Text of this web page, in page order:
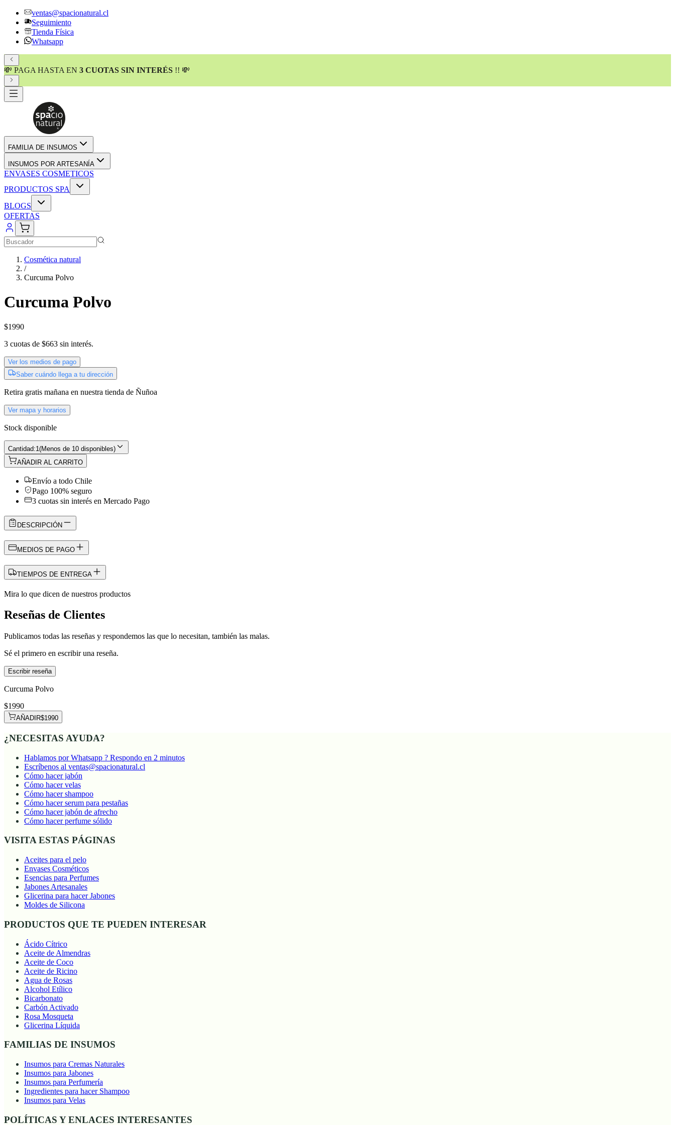
ventas@spacionatural.cl
Seguimiento
Tienda Física
Whatsapp
💸 PAGA HASTA EN 3 CUOTAS SIN INTERÉS !! 💸
FAMILIA DE INSUMOS
INSUMOS POR ARTESANÍA
ENVASES COSMETICOS
PRODUCTOS SPA
BLOGS
OFERTAS
Cosmética natural
/
Curcuma Polvo
Curcuma Polvo
$1990
3 cuotas de $663 sin interés.
Ver los medios de pago
Saber cuándo llega a tu dirección
Retira gratis mañana en nuestra tienda de Ñuñoa
Ver mapa y horarios
Stock disponible
Cantidad:1 (Menos de 10 disponibles)
AÑADIR AL CARRITO
Envío a todo Chile
Pago 100% seguro
3 cuotas sin interés en Mercado Pago
DESCRIPCIÓN
MEDIOS DE PAGO
TIEMPOS DE ENTREGA
Mira lo que dicen de nuestros productos
Reseñas de Clientes
Publicamos todas las reseñas y respondemos las que lo necesitan, también las malas.
Sé el primero en escribir una reseña.
Escribir reseña
Curcuma Polvo
$1990
AÑADIR$1990
¿NECESITAS AYUDA?
Hablamos por Whatsapp ? Respondo en 2 minutos
Escríbenos al ventas@spacionatural.cl
Cómo hacer jabón
Cómo hacer velas
Cómo hacer shampoo
Cómo hacer serum para pestañas
Cómo hacer jabón de afrecho
Cómo hacer perfume sólido
VISITA ESTAS PÁGINAS
Aceites para el pelo
Envases Cosméticos
Esencias para Perfumes
Jabones Artesanales
Glicerina para hacer Jabones
Moldes de Silicona
PRODUCTOS QUE TE PUEDEN INTERESAR
Ácido Cítrico
Aceite de Almendras
Aceite de Coco
Aceite de Ricino
Agua de Rosas
Alcohol Etílico
Bicarbonato
Carbón Activado
Rosa Mosqueta
Glicerina Líquida
FAMILIAS DE INSUMOS
Insumos para Cremas Naturales
Insumos para Jabones
Insumos para Perfumería
Ingredientes para hacer Shampoo
Insumos para Velas
POLÍTICAS Y ENLACES INTERESANTES